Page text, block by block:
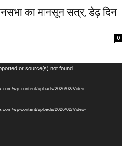
का मानसून सत्र, डेढ़ दिन
0
or source(s) not found
wp-content/uploads/2026/02/Video-
wp-content/uploads/2026/02/Video-